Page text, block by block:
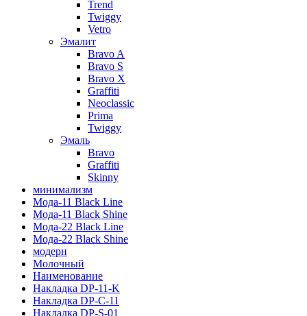
Trend
Twiggy
Vetro
Эмалит
Bravo A
Bravo S
Bravo X
Graffiti
Neoclassic
Prima
Twiggy
Эмаль
Bravo
Graffiti
Skinny
минимализм
Мода-11 Black Line
Мода-11 Black Shine
Мода-22 Black Line
Мода-22 Black Shine
модерн
Молочный
Наименование
Накладка DP-11-K
Накладка DP-C-11
Накладка DP-S-01